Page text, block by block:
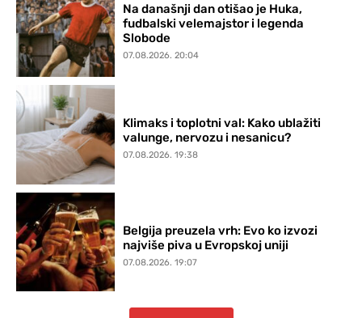
Na današnji dan otišao je Huka,
fudbalski velemajstor i legenda
Slobode
07.08.2026. 20:04
Klimaks i toplotni val: Kako ublažiti
valunge, nervozu i nesanicu?
07.08.2026. 19:38
Belgija preuzela vrh: Evo ko izvozi
najviše piva u Evropskoj uniji
07.08.2026. 19:07